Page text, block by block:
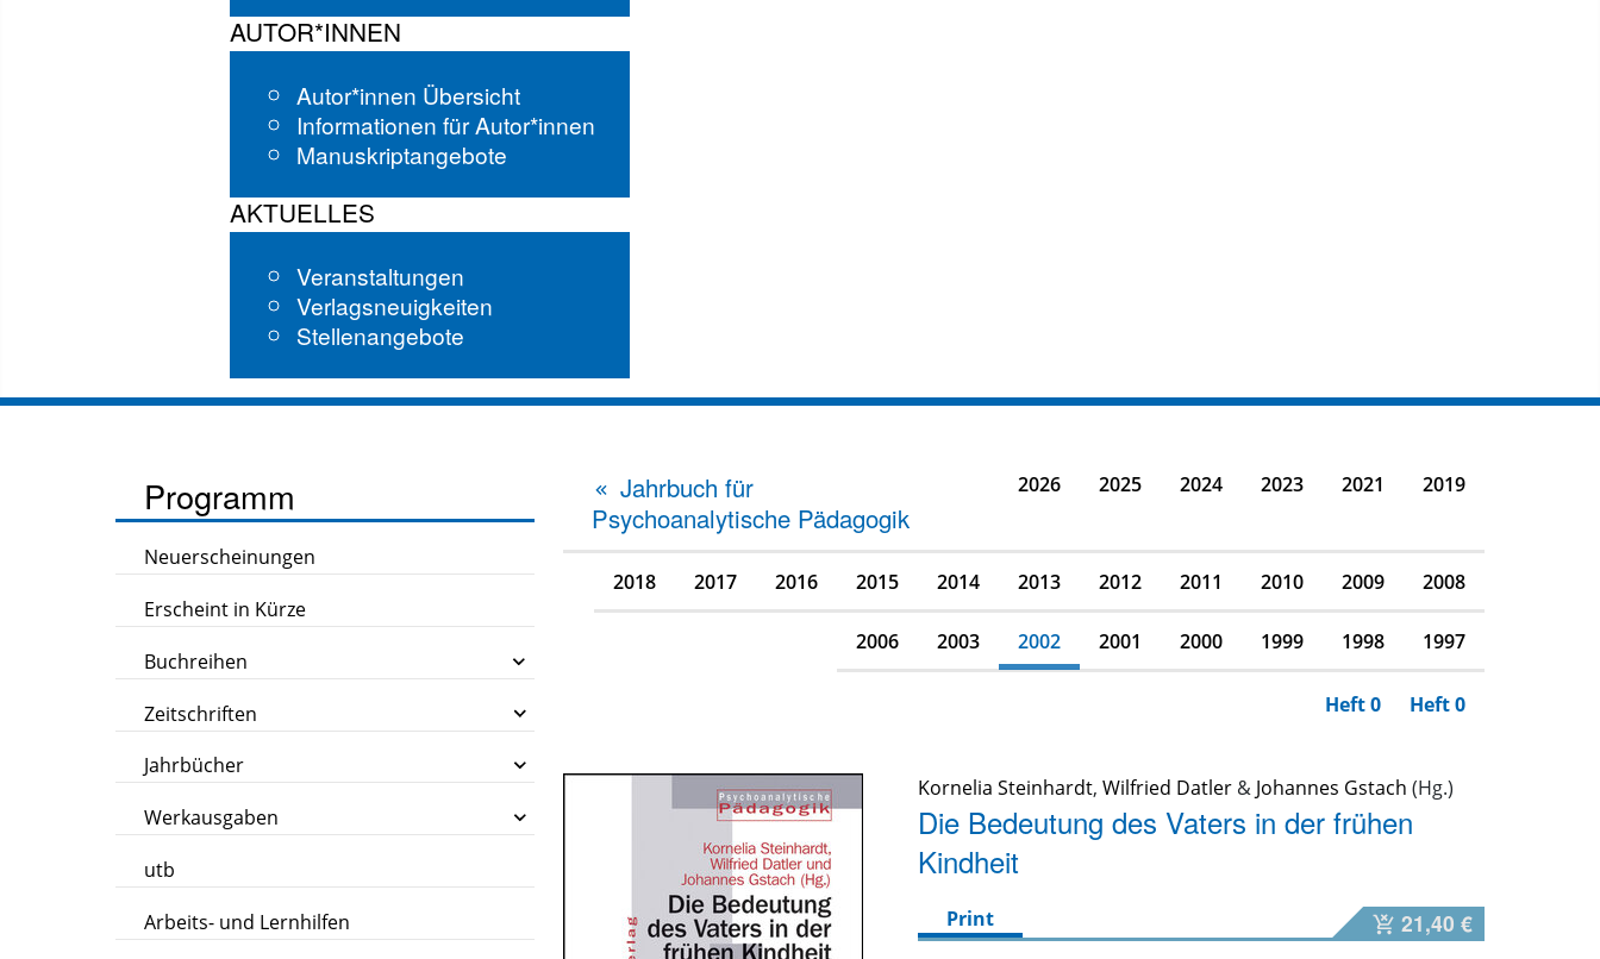
AUTOR*INNEN
Autor*innen Übersicht
Informationen für Autor*innen
Manuskriptangebote
AKTUELLES
Veranstaltungen
Verlagsneuigkeiten
Stellenangebote
Programm
Neuerscheinungen
Erscheint in Kürze
Buchreihen
Zeitschriften
Jahrbücher
Werkausgaben
utb
Arbeits- und Lernhilfen
Jahrbuch für
Psychoanalytische Pädagogik
2026 2025 2024 2023 2021 2019
2018 2017 2016 2015 2014 2013 2012 2011 2010 2009 2008
2006 2003 2002 2001 2000 1999 1998 1997
Heft 0 Heft 0
Kornelia Steinhardt,Wilfried Datler & Johannes Gstach
Die Bedeutung des Vaters in der frühen
Kindheit
Print 21,40 €